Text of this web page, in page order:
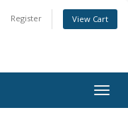
Register View Cart